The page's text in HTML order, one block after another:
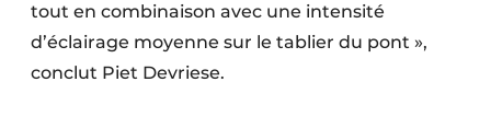
tout en combinaison avec une intensité
d’éclairage moyenne sur le tablier du pont »,
conclut Piet Devriese.